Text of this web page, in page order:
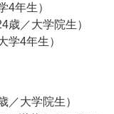
4年生）
歳／大学院生）
学4年生）
／大学院生）